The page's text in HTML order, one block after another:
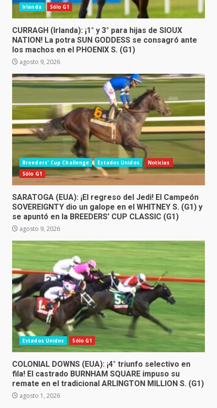
Irlanda Sólo G1
CURRAGH (Irlanda): ¡1° y 3° para hijas de SIOUX
NATION! La potra SUN GODDESS se consagró ante
los machos en el PHOENIX S. (G1)
agosto 9, 2026
Breeders' Cup Challenge Estados Unidos
Noticias
Sólo G1
SARATOGA (EUA): ¡El regreso del Jedi! El Campeón
SOVEREIGNTY dio un galope en el WHITNEY S. (G1) y
se apuntó en la BREEDERS’ CUP CLASSIC (G1)
agosto 9, 2026
Estados Unidos Sólo G1
COLONIAL DOWNS (EUA): ¡4° triunfo selectivo en
fila! El castrado BURNHAM SQUARE impuso su
remate en el tradicional ARLINGTON MILLION S. (G1)
agosto 1, 2026